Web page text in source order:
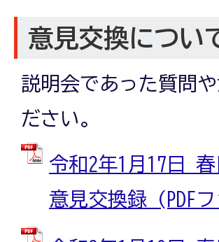
意見交換につい
説明会であった質問
ださい。
令和2年1月17日
意見交換録 (PDF